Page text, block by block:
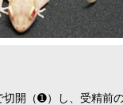
切開（➊）し、受精前